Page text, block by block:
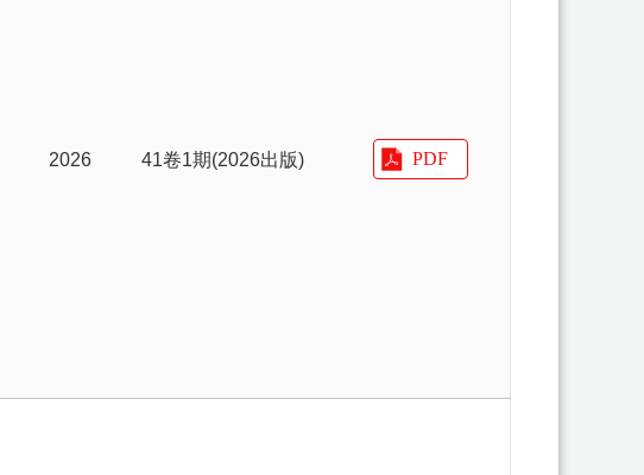
2026 41卷1期(2026出版)